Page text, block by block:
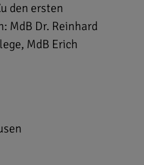
den ersten
MdB Dr. Reinhard
MdB Erich